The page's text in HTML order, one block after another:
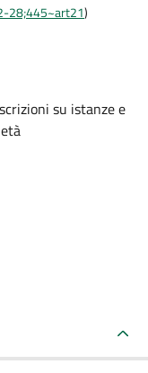
28;445~art21)
su istanze e